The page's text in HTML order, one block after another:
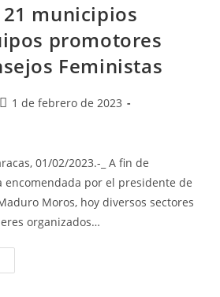
municipios
promotores
Feministas
1 de febrero de 2023
01/02/2023.-_ A fin de
por el presidente de
Moros, hoy diversos sectores
organizados…